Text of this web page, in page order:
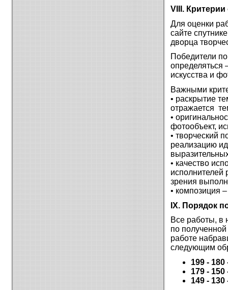
VIII.
Для оценки
сайте
дворца
Победители
определяться
искусства и
Важными
• раскрытие
отражается
•
фотообъект,
• творческий
реализацию
• качество
исполнителей
зрения
• композиция
IX. Порядок
Все работы, в
по
работе
следующим
199 - 180
179 - 150
149 - 130